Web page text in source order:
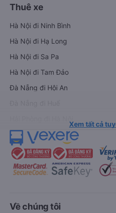
Thuê xe
Hà Nội đi Ninh Bình
Hà Nội đi Hạ Long
Hà Nội đi Sa Pa
Hà Nội đi Tam Đảo
Đà Nẵng đi Hội An
Xem tất cả
Về chúng tôi